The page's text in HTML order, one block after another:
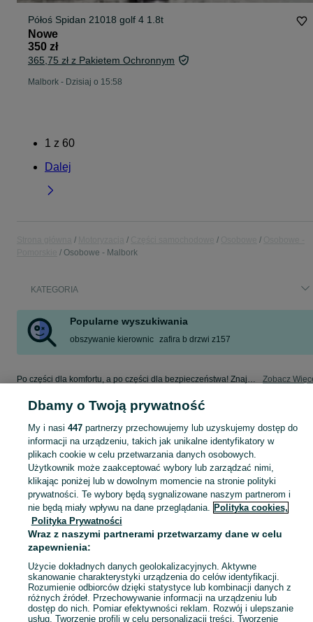
Półoś Spidan 21018 golf 4 1.8t
Nowe
350 zł
365,75 zł z Pakietem Ochronnym
Malbork - Dzisiaj o 15:58
1 z 60
Dalej
Osobowe - Malbork
KATEGORIA
Popularne wyszukiwania
obszywanie kierownic zafira b drzwi z157
Po części dla komfortu, a po części dla bezpieczeństwa! Znajdź coś dla swojego auta w kategorii Osobowe na OLX - Malbork i okolice! Zobacz
Mapa kategorii
Mapa miejscowości
Mapa ministron
Popularne wyszukiwania
Dbamy o Twoją prywatność
My i nasi 447partnerzy przechowujemy lub uzyskujemy dostęp do
informacji na urządzeniu, takich jak unikalne identyfikatory w
plikach cookie w celu przetwarzania danych osobowych.
Użytkownik może zaakceptować wybory lub zarządzać nimi,
klikając poniżej lub w dowolnym momencie na stronie polityki
prywatności. Te wybory będą sygnalizowane naszym partnerom i
nie będą miały wpływu na dane przeglądania. Polityka cookies,
Polityka Prywatności
Wraz z naszymi partnerami przetwarzamy dane w celu
zapewnienia:
Użycie dokładnych danych geolokalizacyjnych. Aktywne
skanowanie charakterystyki urządzenia do celów identyfikacji.
Rozumienie odbiorców dzięki statystyce lub kombinacji danych z
różnych źródeł. Przechowywanie informacji na urządzeniu lub
dostęp do nich. Pomiar efektywności reklam. Rozwój i ulepszanie
usług. Tworzenie profili w celu personalizacji treści. Tworzenie